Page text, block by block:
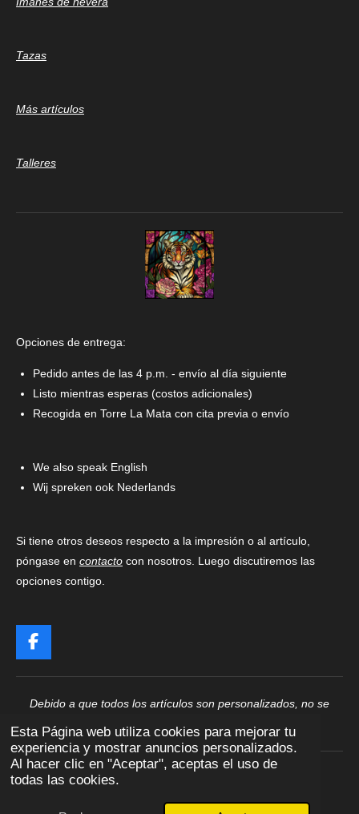
Esta Página web utiliza cookies para mejorar tu
experiencia y mostrar anuncios personalizados.
Al hacer clic en "Aceptar", aceptas el uso de
todas las cookies.
Tazas
Más artículos
Talleres
Opciones de entrega:
Pedido antes de las 4 p.m. - envío al día siguiente
Listo mientras esperas (costos adicionales)
Recogida en Torre La Mata con cita previa o envío
We also speak English
Wij spreken ook Nederlands
Si tiene otros deseos respecto a la impresión o al artículo,
póngase en contacto con nosotros. Luego discutiremos las
opciones contigo.
F
a
c
e
b
o
o
k
Debido a que todos los artículos son personalizados, no se
pueden devolver ni cambiar